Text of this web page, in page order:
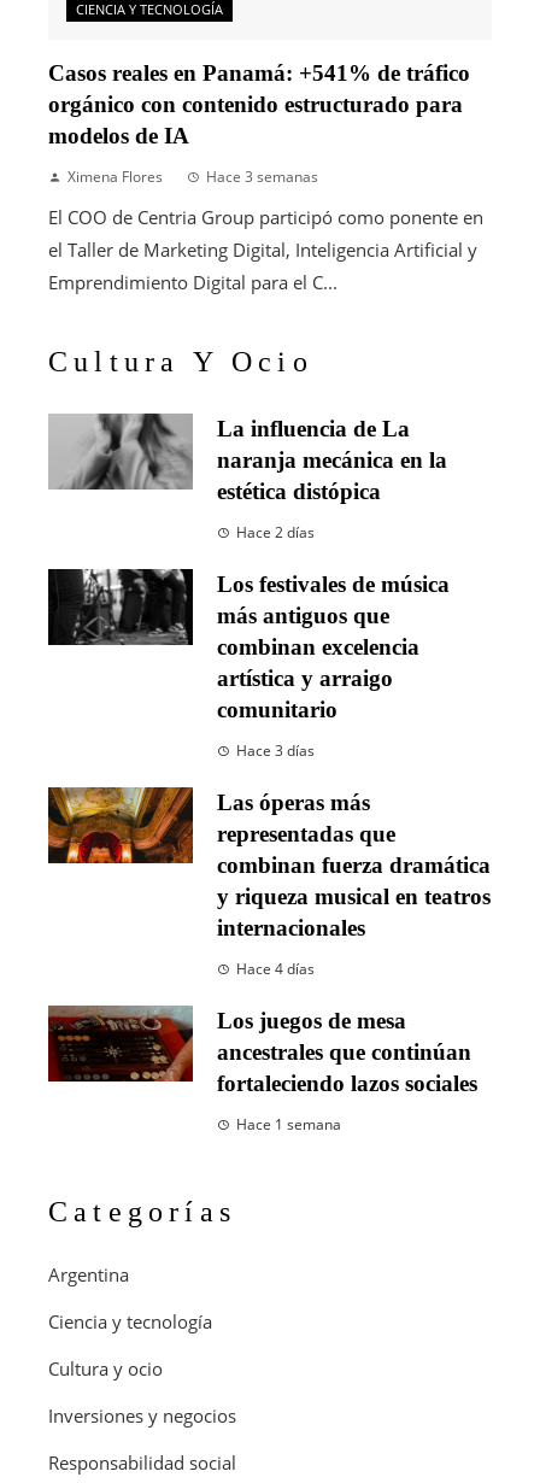
CIENCIA Y TECNOLOGÍA
Casos reales en Panamá: +541% de tráfico
orgánico con contenido estructurado para
modelos de IA
Ximena Flores Hace 3 semanas
El COO de Centria Group participó como ponente en
el Taller de Marketing Digital, Inteligencia Artificial y
Emprendimiento Digital para el C...
Cultura Y Ocio
La influencia de La
naranja mecánica en la
estética distópica
Hace 2 días
Los festivales de música
más antiguos que
combinan excelencia
artística y arraigo
comunitario
Hace 3 días
Las óperas más
representadas que
combinan fuerza dramática
y riqueza musical en teatros
internacionales
Hace 4 días
Los juegos de mesa
ancestrales que continúan
fortaleciendo lazos sociales
Hace 1 semana
Categorías
Argentina
Ciencia y tecnología
Cultura y ocio
Inversiones y negocios
Responsabilidad social